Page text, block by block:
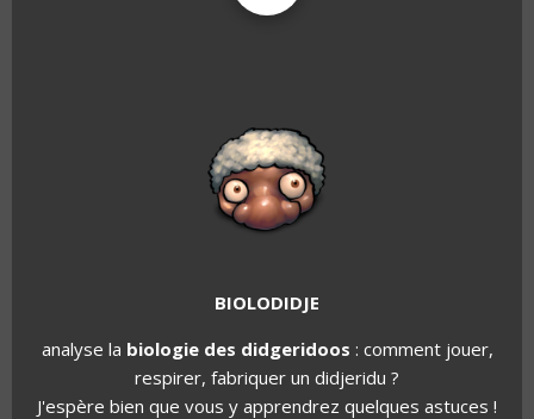
BIOLODIDJE
analyse la biologie des didgeridoos : comment jouer,
respirer, fabriquer un didjeridu ?
J'espère bien que vous y apprendrez quelques astuces !